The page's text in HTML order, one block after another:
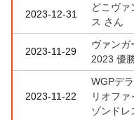
2023-12-31
どこヴ
ス さん
2023-11-29
ヴァンガ
2023 優
2023-11-22
WGPデ
リオフ
ゾンド